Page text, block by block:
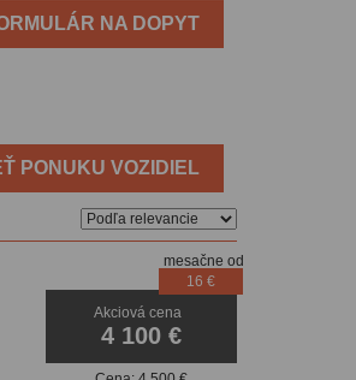
NA DOPYT
PONUKU VOZIDIEL
Akciová cena
4 100 €
mesačne od
16 €